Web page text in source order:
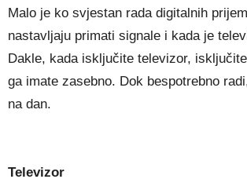
Malo je ko svjestan rada digitalnih
nastavljaju primati signale i kada je
Dakle, kada isključite televizor,
ga imate zasebno. Dok bespotrebno
na dan.
Televizor